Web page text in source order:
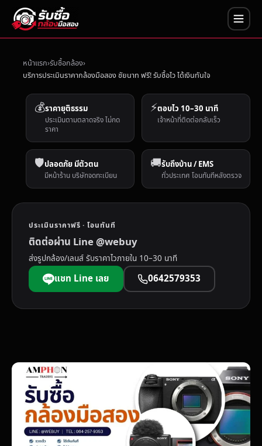
หน้าแรก รับซื้อกล้อง
บริการประเมินราคากล้องมือสอง ชัยนาท ฟรี! รับซื้อไว ได้เงินทันใจ
💰ราคายุติธรรม
ประเมินตามตลาดจริง ไม่กด
ราคา
⚡ตอบไว 10–30 นาที
เจ้าหน้าที่ติดต่อกลับเร็ว
🛡️ปลอดภัย มีตัวตน
มีหน้าร้าน บริษัทจดทะเบียน
🚚รับถึงบ้าน / EMS
ทั่วประเทศ โอนทันทีหลังตรวจ
ประเมินราคาฟรี · โอนทันที
ติดต่อผ่าน Line @webuy
ส่งรูปกล้อง/เลนส์ รับราคาไวภายใน 10–30 นาที
แชท Line เลย 0642579353